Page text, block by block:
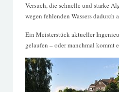
Versuch, die schnelle und starke
wegen fehlenden Wassers dadurch
Ein Meisterstück aktueller
gelaufen – oder manchmal kommt